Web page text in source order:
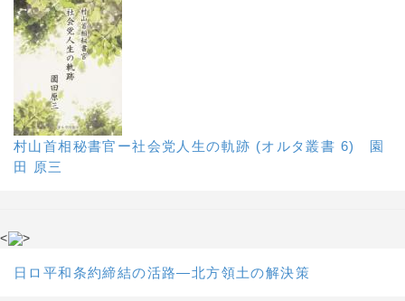
村山首相秘書官ー社会党人生の軌跡 (オルタ叢書 6) 園
田 原三
< >
日ロ平和条約締結の活路―北方領土の解決策